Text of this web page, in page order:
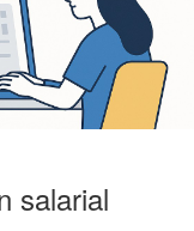
salarial